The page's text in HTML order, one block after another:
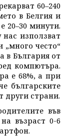
60–240
в Белгия и
20–30 минути.
използват
„много често“
в България от
компютъра.
е 68%, а при
българските
други страни.
във
възраст 0-6